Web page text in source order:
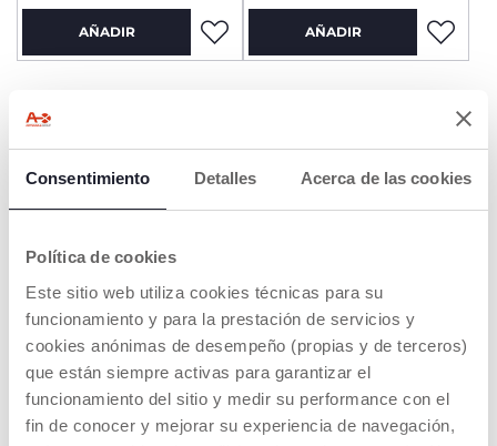
Consentimiento Detalles Acerca de las cookies
Política de cookies
Este sitio web utiliza cookies técnicas para su
funcionamiento y para la prestación de servicios y
cookies anónimas de desempeño (propias y de terceros)
que están siempre activas para garantizar el
funcionamiento del sitio y medir su performance con el
fin de conocer y mejorar su experiencia de navegación,
AÑADIR AÑADIR
Phill el Gusano
€ 16,99